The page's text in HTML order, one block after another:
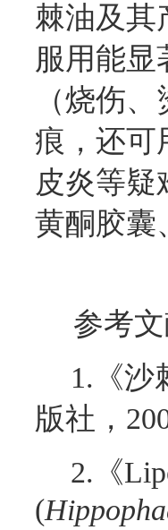
棘油及其
服用能显
（烧伤
痕，还可
皮炎等疑
黄酮胶囊
参考
1.《沙
版社，
2.《
(